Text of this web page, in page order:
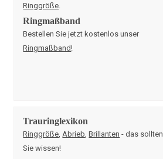
Ringgröße
Ringmaßband
Bestellen Sie jetzt kostenlos unser
Ringmaßband!
Trauringlexikon
Ringgröße Abrieb ,Brillanten - das sollten
Sie wissen!